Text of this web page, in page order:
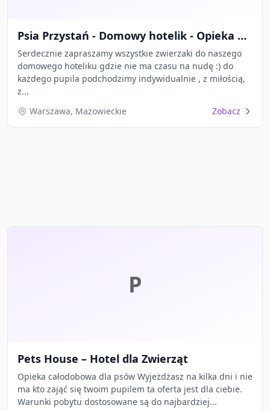
Psia Przystań - Domowy hotelik - Opieka nad zwierzętami
Serdecznie zapraszamy wszystkie zwierzaki do naszego
domowego hoteliku gdzie nie ma czasu na nudę :) do
każdego pupila podchodzimy indywidualnie , z miłością,
z...
Warszawa, Mazowieckie
Zobacz
P
Pets House – Hotel dla Zwierząt
Opieka całodobowa dla psów Wyjeżdżasz na kilka dni i nie
ma kto zająć się twoim pupilem ta oferta jest dla ciebie.
Warunki pobytu dostosowane są do najbardziej...